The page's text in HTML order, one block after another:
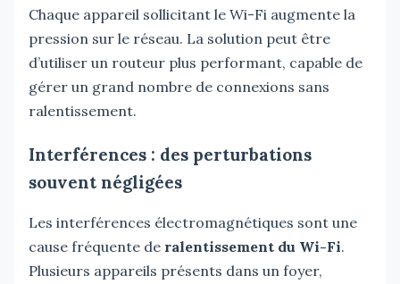
Chaque appareil sollicitant le Wi-Fi augmente la
pression sur le réseau. La solution peut être
d’utiliser un routeur plus performant, capable de
gérer un grand nombre de connexions sans
ralentissement.
Interférences : des perturbations
souvent négligées
Les interférences électromagnétiques sont une
cause fréquente de ralentissement du Wi-Fi.
Plusieurs appareils présents dans un foyer,